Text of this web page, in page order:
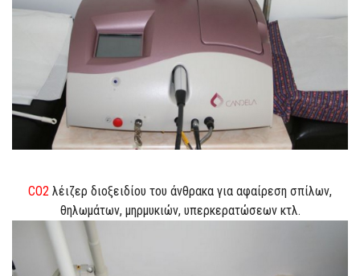
CO2 λέιζερ διοξειδίου του άνθρακα για αφαίρεση σπίλων,
θηλωμάτων, μηρμυκιών, υπερκερατώσεων κτλ.